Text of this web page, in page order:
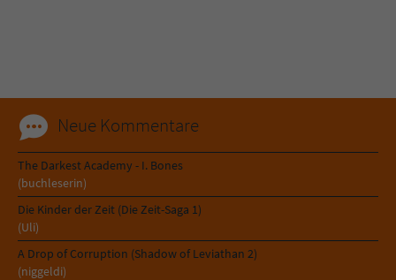
Neue Kommentare
The Darkest Academy - I. Bones
(buchleserin)
Die Kinder der Zeit (Die Zeit-Saga 1)
(Uli)
A Drop of Corruption (Shadow of Leviathan 2)
(niggeldi)